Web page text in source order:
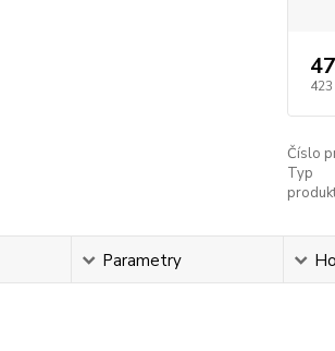
423
Číslo
Typ
Parametry